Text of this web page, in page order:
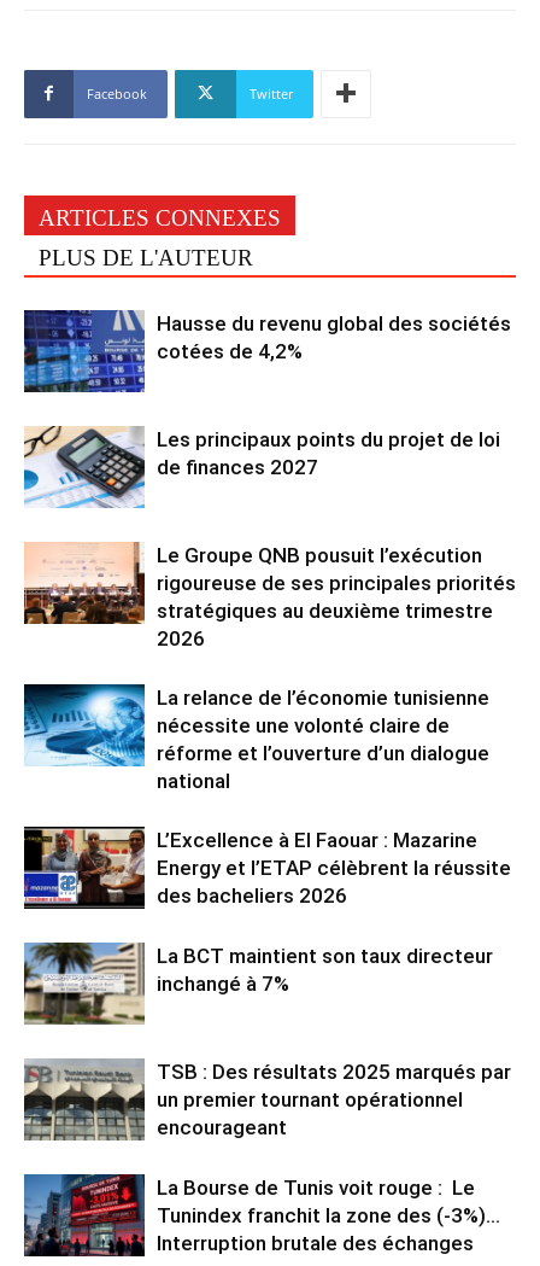
Facebook Twitter
ARTICLES CONNEXES
PLUS DE L'AUTEUR
Hausse du revenu global des sociétés
cotées de 4,2%
Les principaux points du projet de loi
de finances 2027
Le Groupe QNB pousuit l’exécution
rigoureuse de ses principales priorités
stratégiques au deuxième trimestre
2026
La relance de l’économie tunisienne
nécessite une volonté claire de
réforme et l’ouverture d’un dialogue
national
L’Excellence à El Faouar : Mazarine
Energy et l’ETAP célèbrent la réussite
des bacheliers 2026
La BCT maintient son taux directeur
inchangé à 7%
TSB : Des résultats 2025 marqués par
un premier tournant opérationnel
encourageant
La Bourse de Tunis voit rouge : Le
Tunindex franchit la zone des (-3%)…
Interruption brutale des échanges